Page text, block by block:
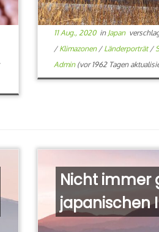
11 Aug., 2020in Japan
/ Klimazonen / Länderporträt/
Admin(vor 1962 Tagen
Nicht immer
japanischen